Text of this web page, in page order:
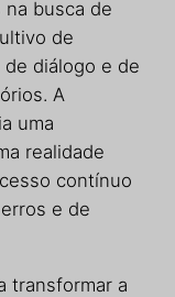
busca de
de
diálogo e de
A
uma
realidade
contínuo
e de
transformar a